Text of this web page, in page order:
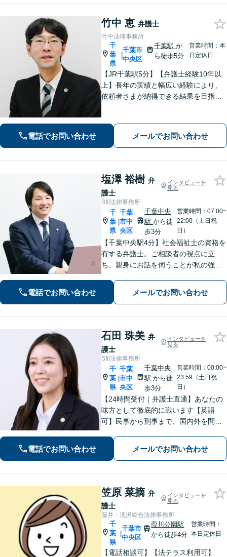
さい。
竹中 恵 弁護士
竹中法律事務所
千
葉
県
|
千葉市
中央区
千葉駅 か
ら徒歩5分
営業時間：本
日定休日
【JR千葉駅5分】【弁護士経験10年以
上】長年の実績と幅広い経験により、
依頼者さまが納得できる結果を目指し
い】オーナーの方からの案件を解決し
た実績多数【初回相談無料】
電話でお問い合わせ メールでお問い合わせ
塩澤 裕樹 弁
護士
インタビューを
見る
Sfil法律事務所
千
葉
県
|
千葉
市中
央区
千葉中央
駅から徒
歩3分
営業時間：07:00~
22:00（土日祝
日）
【千葉中央駅4分】社会福祉士の資格を
有する弁護士。ご相談者の視点に立
ち、親身にお話を伺うことが私の強み
だろうか」と迷われている方でも、ま
ずはお気軽にご相談ください【休日・
電話でお問い合わせ メールでお問い合わせ
石田 珠美 弁
護士
インタビューを
見る
Sfil法律事務所
千
葉
県
|
千葉
市中
央区
千葉中央
駅から徒
歩3分
営業時間：00:00~
23:59（土日祝
日）
【24時間受付｜弁護士直通】あなたの
味方として徹底的に戦います【英語
可】民事から刑事まで、国内外を問わ
タル証拠・資産対応】ソーシャルワー
カー兼司法書士と連携【法テラス・WE
電話でお問い合わせ メールでお問い合わせ
笠原 菜摘 弁
護士
インタビューを
見る
藤井・滝沢綜合法律事務所
千
葉
県
|
千葉市
中央区
葭川公園駅
から徒歩4分
営業時間：
本日定休日
【電話相談可】【法テラス利用可】